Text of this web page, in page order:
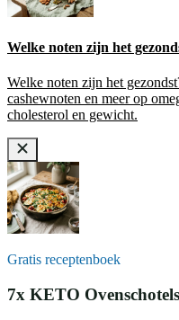
Welke noten zijn het
Welke noten zijn het
cashewnoten en meer op
cholesterol en gewicht.
Gratis receptenboek
7x KETO Ovenschotels